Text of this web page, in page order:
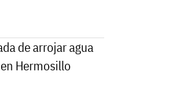
de arrojar agua
Hermosillo